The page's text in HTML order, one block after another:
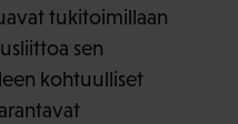
tukitoimillaan
sen
kohtuulliset